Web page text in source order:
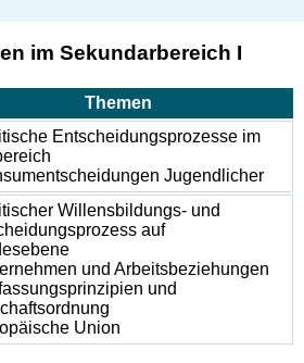
im Sekundarbereich I
Themen
Entscheidungsprozesse im
Jugendlicher
Willensbildungs- und
auf
und Arbeitsbeziehungen
und
Union